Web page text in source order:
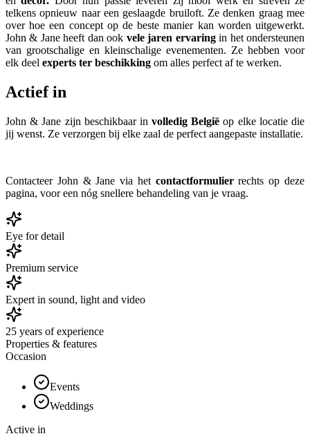
telkens opnieuw naar een geslaagde bruiloft. Ze denken graag mee
over hoe een concept op de beste manier kan worden uitgewerkt.
John & Jane heeft dan ook vele jaren ervaringin het ondersteunen
van grootschalige en kleinschalige evenementen. Ze hebben voor
elk deel experts ter beschikking om alles perfect af te werken.
Actief in
John & Jane zijn beschikbaar involledig België op elke locatie die
jij wenst. Ze verzorgen bij elke zaal de perfect aangepaste installatie.
Contacteer John & Jane via het contactformulierrechts op deze
pagina, voor een nóg snellere behandeling van je vraag.
Eye for detail
Premium service
Expert in sound, light and video
25 years of experience
Properties & features
Occasion
Events
Weddings
Active in